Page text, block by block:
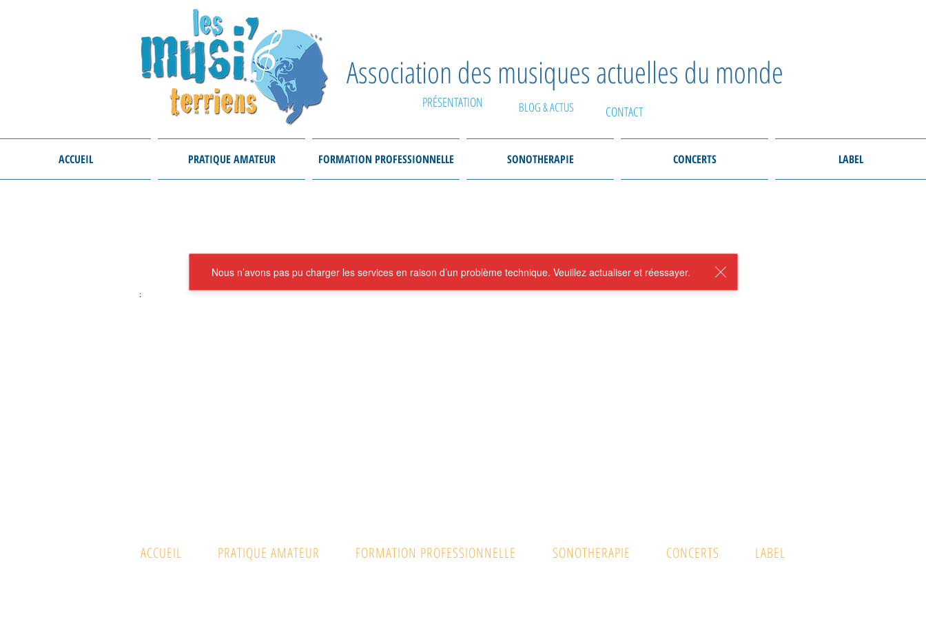
Association des musiques actuelles du monde
PRÉSENTATION BLOG & ACTUS CONTACT
ACCUEIL PRATIQUE AMATEUR FORMATION PROFESSIONNELLE SONOTHERAPIE CONCERTS LABEL
Nous n’avons pas pu charger les services en raison d’un problème technique. Veuillez actualiser et réessayer.
;
ACCUEIL PRATIQUE AMATEUR FORMATION PROFESSIONNELLE SONOTHERAPIE CONCERTS LABEL